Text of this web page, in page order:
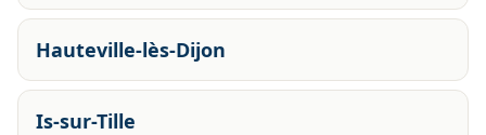
Hauteville-lès-Dijon
Is-sur-Tille